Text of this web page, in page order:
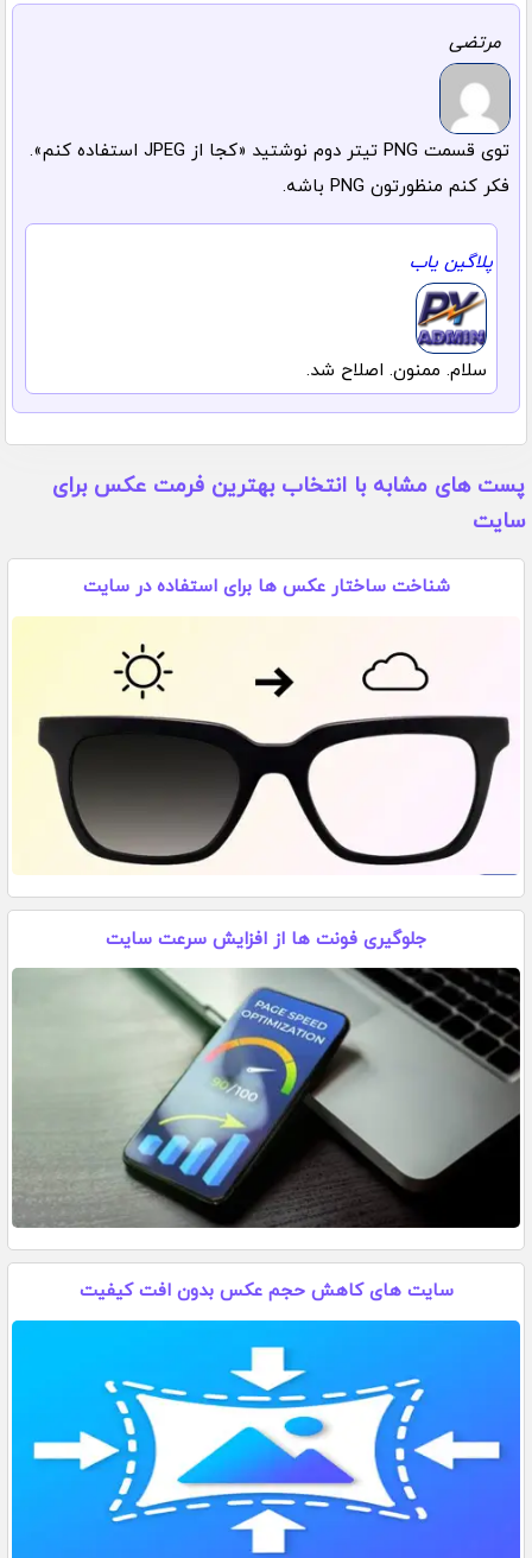
مرتضی
توی قسمت PNG تیتر دوم نوشتید «کجا از JPEG استفاده کنم».
فکر کنم منظورتون PNG باشه.
پلاگین یاب
سلام. ممنون. اصلاح شد.
پست های مشابه با انتخاب بهترین فرمت عکس برای
سایت
شناخت ساختار عکس ها برای استفاده در سایت
جلوگیری فونت ها از افزایش سرعت سایت
سایت های کاهش حجم عکس بدون افت کیفیت